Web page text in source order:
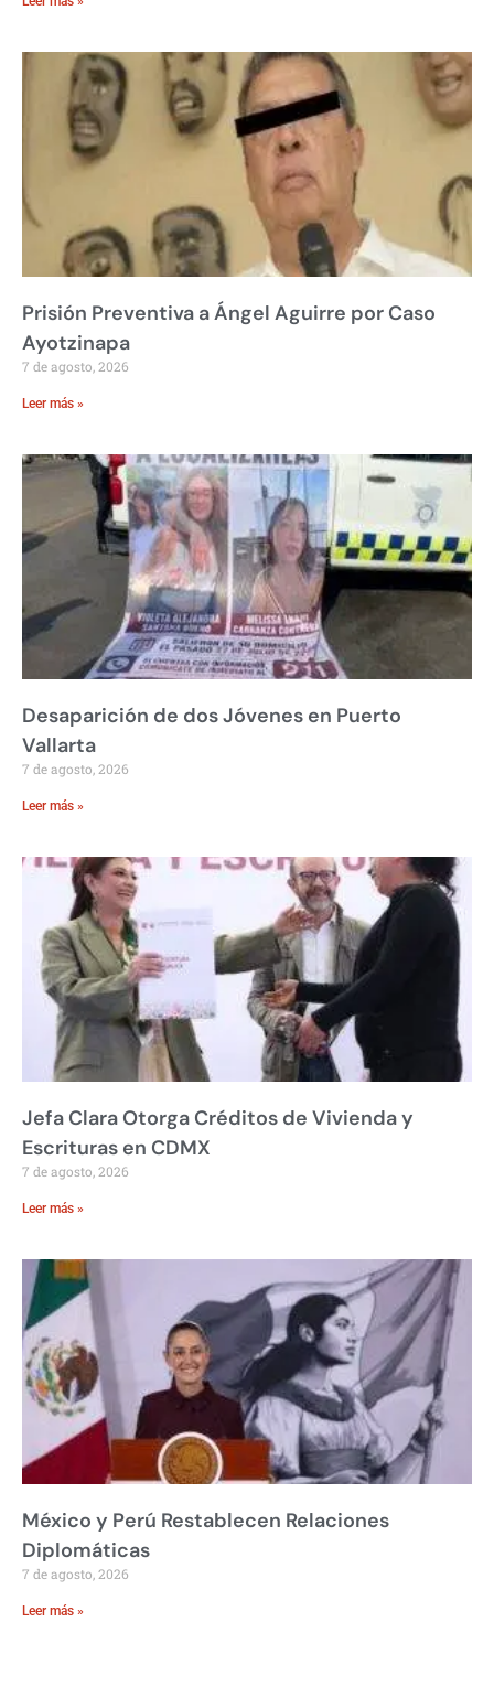
Prisión Preventiva a Ángel Aguirre por Caso
Ayotzinapa
7 de agosto, 2026
Leer más »
Desaparición de dos Jóvenes en Puerto
Vallarta
7 de agosto, 2026
Leer más »
Jefa Clara Otorga Créditos de Vivienda y
Escrituras en CDMX
7 de agosto, 2026
Leer más »
México y Perú Restablecen Relaciones
Diplomáticas
7 de agosto, 2026
Leer más »